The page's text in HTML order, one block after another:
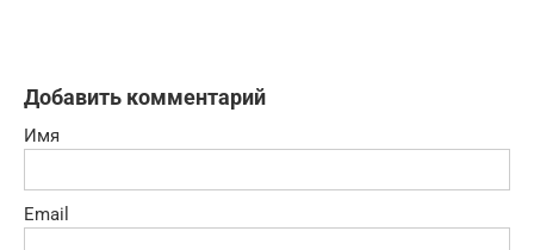
Добавить комментарий
Имя
Email